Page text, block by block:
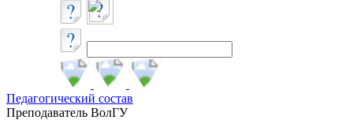
Педагогический состав
Преподаватель ВолГУ